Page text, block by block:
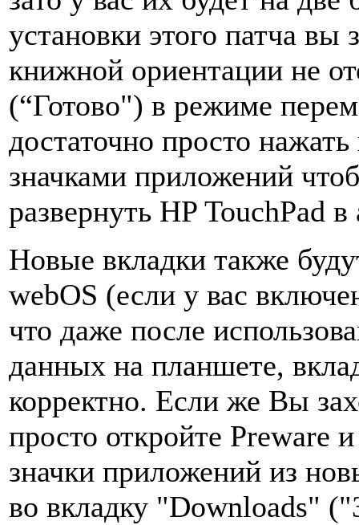
установки этого патча вы
книжной ориентации не
(“Готово") в режиме
достаточно просто
значками приложений
развернуть HP TouchPad
Новые вкладки также
webOS (если у вас
что даже после
данных на планшете,
корректно. Если же Вы
просто откройте Preware
значки приложений из
во вкладку "Downloads"